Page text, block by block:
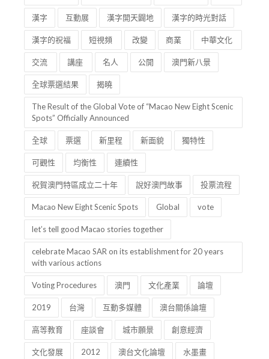
愛蓮頌 詩聯 書畫 名家 作品展
澳門好去處 澳門大炮台迴廊 大三巴附近 穿越
漢字 互動展 漢字開天闢地 漢字的時光對話
漢字的祝福 短視頻 改變 商業 中華文化
交流 講座 名人 公開 澳門新八景
全球票選結果 揭曉
The Result of the Global Vote of “Macao New Eight Scenic
Spots” Officially Announced
全球 票選 新里程 新面貌 獨特性
可觀性 均衡性 連續性
祝賀澳門特區成立二十年 說好澳門故事 投票流程
Macao New Eight Scenic Spots Global vote
let’s tell good Macao stories together
celebrate Macao SAR on its establishment for 20 years
with various actions
Voting Procedures 澳門 文化產業 論壇
2019 台灣 互動多媒體 澳台關係論壇